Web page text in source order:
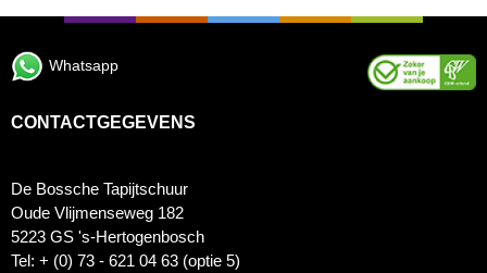
Whatsapp
CONTACTGEGEVENS
De Bossche Tapijtschuur
Oude Vlijmenseweg 182
5223 GS 's-Hertogenbosch
Tel: + (0) 73 - 621 04 63 (optie 5)